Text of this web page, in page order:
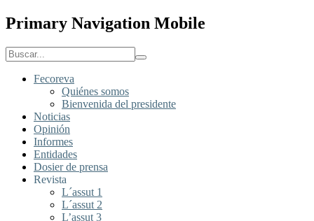
Primary Navigation Mobile
Fecoreva
Quiénes somos
Bienvenida del presidente
Noticias
Opinión
Informes
Entidades
Dosier de prensa
Revista
L´assut 1
L´assut 2
L’assut 3